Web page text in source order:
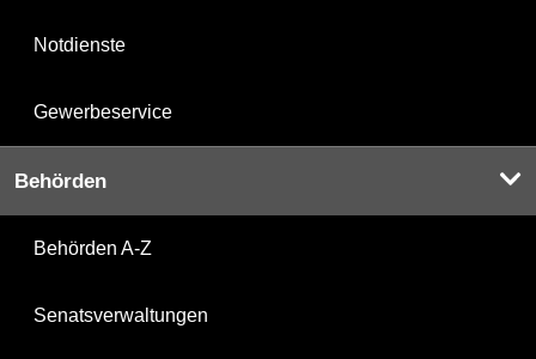
Notdienste
Gewerbeservice
Behörden
Behörden A-Z
Senatsverwaltungen